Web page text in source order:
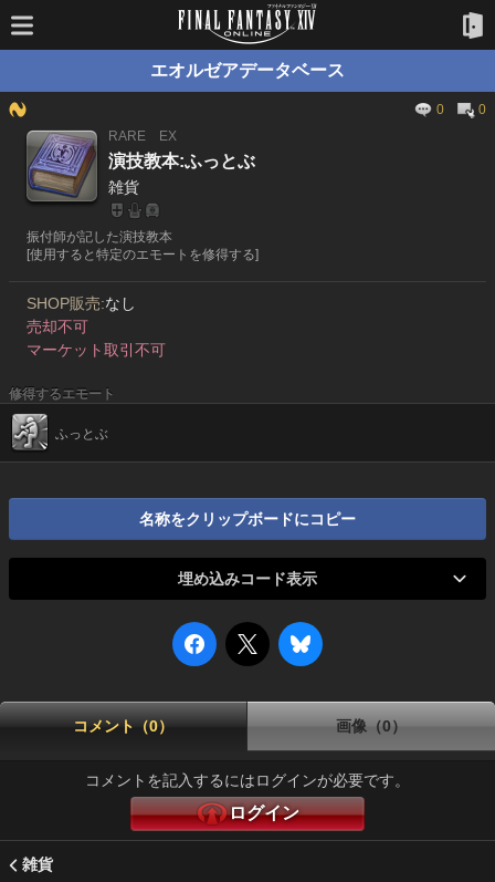
エオルゼアデータベース
0
0
RARE
EX
演技教本:ふっとぶ
雑貨
振付師が記した演技教本
[使用すると特定のエモートを修得する]
SHOP販売:なし
売却不可
マーケット取引不可
修得するエモート
ふっとぶ
名称をクリップボードにコピー
埋め込みコード表示
コメント（0） 画像（0）
コメントを記入するにはログインが必要です。
ログイン
雑貨